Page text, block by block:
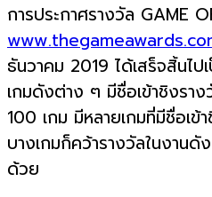
การประกาศรางวัล GAME
ธันวาคม 2019 ได้เสร็จสิ้นไ
เกมดังต่าง ๆ มีชื่อเข้าชิงราง
100 เกม มีหลายเกมที่มีชื่อเข้
บางเกมก็คว้ารางวัลในงานดั
ด้วย